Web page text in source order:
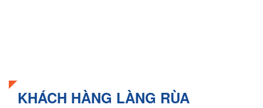
KHÁCH HÀNG LÀNG RÙA